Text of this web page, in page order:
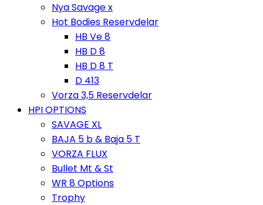
Nya Savage x
Hot Bodies Reservdelar
HB Ve 8
HB D 8
HB D 8 T
D 413
Vorza 3,5 Reservdelar
HPI OPTIONS
SAVAGE XL
BAJA 5 b & Baja 5 T
VORZA FLUX
Bullet Mt & St
WR 8 Options
Trophy